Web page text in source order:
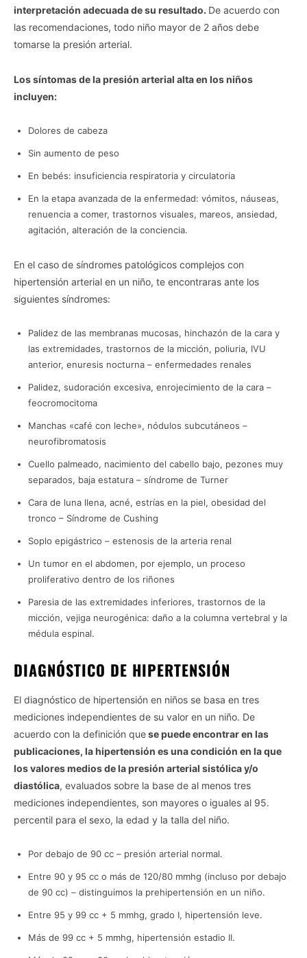
Vida.es -Do Not Process My Personal Information
If you wish to opt-out of the sale, sharing to third parties, or
processing of your personal or sensitive information for
targeted advertising by us, please use the below opt-out
section to confirm your selection. Please note that after your
opt-out request is processed you may continue seeing
us or personal information disclosed to third parties prior to
interpretación adecuada de su resultado. De acuerdo con
las recomendaciones, todo niño mayor de 2 años debe
tomarse la presión arterial.
Los síntomas de la presión arterial alta en los niños
incluyen:
Dolores de cabeza
Sin aumento de peso
En bebés: insuficiencia respiratoria y circulatoria
En la etapa avanzada de la enfermedad: vómitos, náuseas,
renuencia a comer, trastornos visuales, mareos, ansiedad,
agitación, alteración de la conciencia.
En el caso de síndromes patológicos complejos con
hipertensión arterial en un niño, te encontraras ante los
siguientes síndromes:
Palidez de las membranas mucosas, hinchazón de la cara y
las extremidades, trastornos de la micción, poliuria, IVU
anterior, enuresis nocturna – enfermedades renales
Palidez, sudoración excesiva, enrojecimiento de la cara –
feocromocitoma
Manchas «café con leche», nódulos subcutáneos –
neurofibromatosis
Cuello palmeado, nacimiento del cabello bajo, pezones muy
separados, baja estatura – síndrome de Turner
Cara de luna llena, acné, estrías en la piel, obesidad del
tronco – Síndrome de Cushing
Soplo epigástrico – estenosis de la arteria renal
Un tumor en el abdomen, por ejemplo, un proceso
proliferativo dentro de los riñones
Paresia de las extremidades inferiores, trastornos de la
micción, vejiga neurogénica: daño a la columna vertebral y la
médula espinal.
DIAGNÓSTICO DE HIPERTENSIÓN
El diagnóstico de hipertensión en niños se basa en tres
mediciones independientes de su valor en un niño. De
acuerdo con la definición quese puede encontrar en las
publicaciones, la hipertensión es una condición en la que
los valores medios de la presión arterial sistólica y/o
diastólica, evaluados sobre la base de al menos tres
mediciones independientes, son mayores o iguales al 95.
percentil para el sexo, la edad y la talla del niño.
Por debajo de 90 cc – presión arterial normal.
Entre 90 y 95 cc o más de 120/80 mmhg (incluso por debajo
de 90 cc) – distinguimos la prehipertensión en un niño.
Entre 95 y 99 cc + 5 mmhg, grado I, hipertensión leve.
Más de 99 cc + 5 mmhg, hipertensión estadio II.